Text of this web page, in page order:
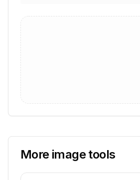
More image tools